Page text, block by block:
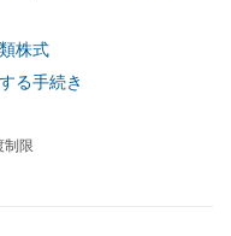
株式
る手続き
制限